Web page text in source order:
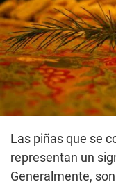
Las piñas que se
representan un
Generalmente,